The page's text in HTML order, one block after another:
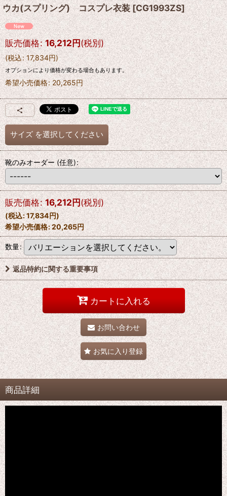
ウカ(スプリング) コスプレ衣装[CG1993ZS]
販売価格: 16,212円(税別)
(税込: 17,834円)
オプションにより価格が変わる場合もあります。
希望小売価格: 20,265円
サイズ を選択してください
靴のみオーダー(任意):
販売価格: 16,212円(税別)
(税込:17,834円)
希望小売価格:20,265円
数量:
返品特約に関する重要事項
カートに入れる
お問い合わせ
お気に入り登録
商品詳細